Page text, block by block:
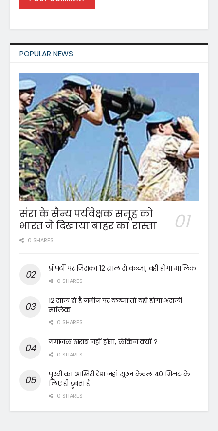
POPULAR NEWS
संरा के सैन्य पर्यवेक्षक समूह को
भारत ने दिखाया बाहर का रास्ता
0 SHARES
प्रोपर्टी पर जिसका 12 साल से कब्जा, वही होगा मालिक
0 SHARES
12 साल से है जमीन पर कब्जा तो वही होगा असली
मालिक
0 SHARES
गंगाजल खराब नहीं होता, लेकिन क्यों ?
0 SHARES
पृथ्वी का आखिरी देश जहां सूरज केवल 40 मिनट के
लिए ही डूबता है
0 SHARES